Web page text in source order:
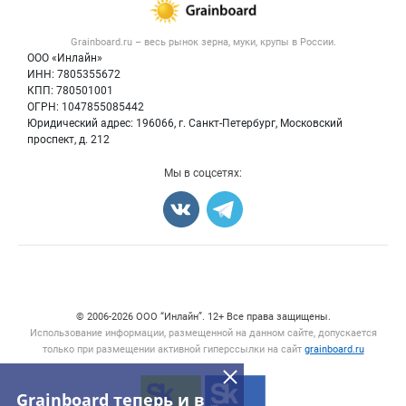
Grainboard теперь и в
Grainboard.ru – весь рынок зерна, муки, крупы в России.
ООО «Инлайн»
ИНН: 7805355672
КПП: 780501001
ОГРН: 1047855085442
Юридический адрес: 196066, г. Санкт-Петербург, Московский
проспект, д. 212
Контактная информация
Политика обработки персональных данных
Новости рынка
Крупы
Мука
Мы в соцсетях:
© 2006‑2026 ООО “Инлайн”. 12+ Все права защищены.
Использование информации, размещенной на данном сайте, допускается
только при размещении активной гиперссылки на сайт grainboard.ru